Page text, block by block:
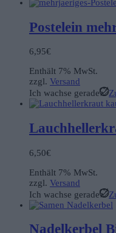
Postelein
6,95€
Enthält 7% MwSt.
zzgl. Versand
Ich wachse gerade
6,50€
Enthält 7% MwSt.
zzgl. Versand
Ich wachse gerade
Nadelkerbel